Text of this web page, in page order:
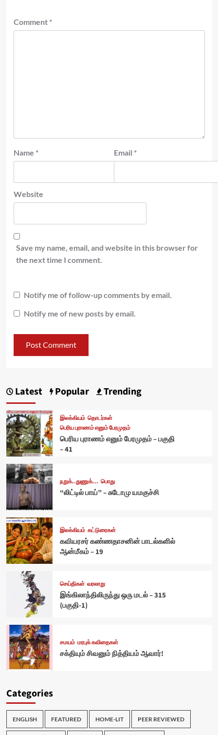
Comment *
Name * Email *
Website
Save my name, email, and website in this browser for
the next time I comment.
Notify me of follow-up comments by email.
Notify me of new posts by email.
Latest Popular Trending
இலக்கியம் தொடர்கள்
பெரிய புராணம் எனும் பேரமுதம்
பெரிய புராணம் எனும் பேரமுதம் – பகுதி
– 41
நறுக்..துணுக்... பொது
“லிட்டில் பாய்” – சுடோமு யமகுச்சி
இலக்கியம் கட்டுரைகள்
கவியரசர் கண்ணதாசனின் பாடல்களில்
ஆன்மீகம் – 19
செய்திகள் வரலாறு
இங்கிலாந்திலிருந்து ஒரு மடல் – 315
(பகுதி-1)
சமயம் மரபுக் கவிதைகள்
சக்தியும் சிவனும் நித்தியம் ஆவார்!
Categories
ENGLISH FEATURED HOME-LIT PEER REVIEWED